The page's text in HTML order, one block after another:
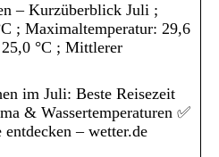
– Kurzüberblick Juli ;
; Maximaltemperatur: 29,6
25,0 °C ; Mittlerer
im Juli: Beste Reisezeit
& Wassertemperaturen ✅
– wetter.de